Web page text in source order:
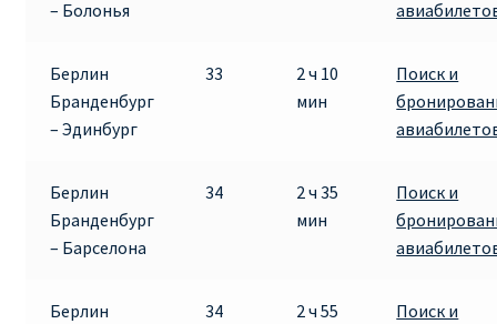
– Болонья
Берлин
Бранденбург
– Эдинбург
33
2 ч 10
мин
Поиск и
Берлин
Бранденбург
– Барселона
34
2 ч 35
мин
Поиск и
Берлин
34
2 ч 55
Поиск и